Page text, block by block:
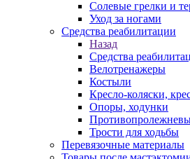
Солевые грелки и
Уход за ногами
Средства реабилитации
Назад
Средства
Велотренажеры
Костыли
Кресло-коляски,
Опоры, ходунки
Трости для ходьбы
Перевязочные материалы